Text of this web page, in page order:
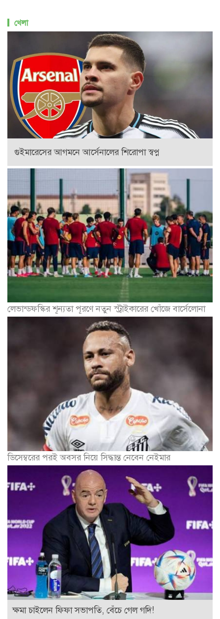
খেলা
গুইমারেসের আগমনে আর্সেনালের শিরোপা স্বপ্ন
লেভান্ডফস্কির শূন্যতা পূরণে নতুন স্ট্রাইকারের খোঁজে বার্সেলোনা
ডিসেম্বরের পরই অবসর নিয়ে সিদ্ধান্ত নেবেন নেইমার
ক্ষমা চাইলেন ফিফা সভাপতি, বেঁচে গেল গদি!